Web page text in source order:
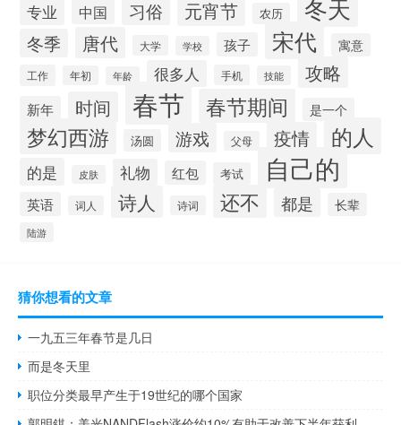
专业 中国 习俗 元宵节 农历 冬天
冬季 唐代 大学 学校 孩子 宋代 寓意
工作 年初 年龄 很多人 手机 技能 攻略
新年 时间 春节 春节期间 是一个
梦幻西游 汤圆 游戏 父母 疫情 的人
的是 皮肤 礼物 红包 考试 自己的
英语 词人 诗人 诗词 还不 都是 长辈
陆游
猜你想看的文章
一九五三年春节是几日
而是冬天里
职位分类最早产生于19世纪的哪个国家